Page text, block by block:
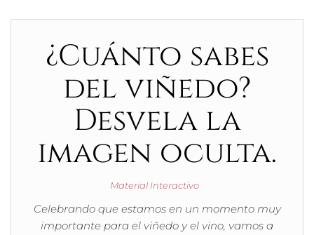
¿Cuánto sabes
del viñedo?
Desvela la
imagen oculta.
Material Interactivo
Celebrando que estamos en un momento muy
importante para el viñedo y el vino, vamos a